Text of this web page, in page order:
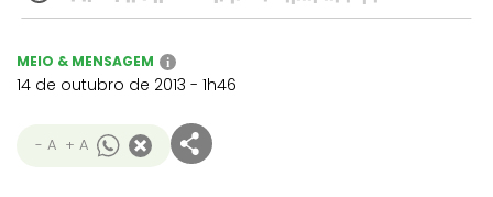
MEIO & MENSAGEM i
14 de outubro de 2013 - 1h46
- A + A